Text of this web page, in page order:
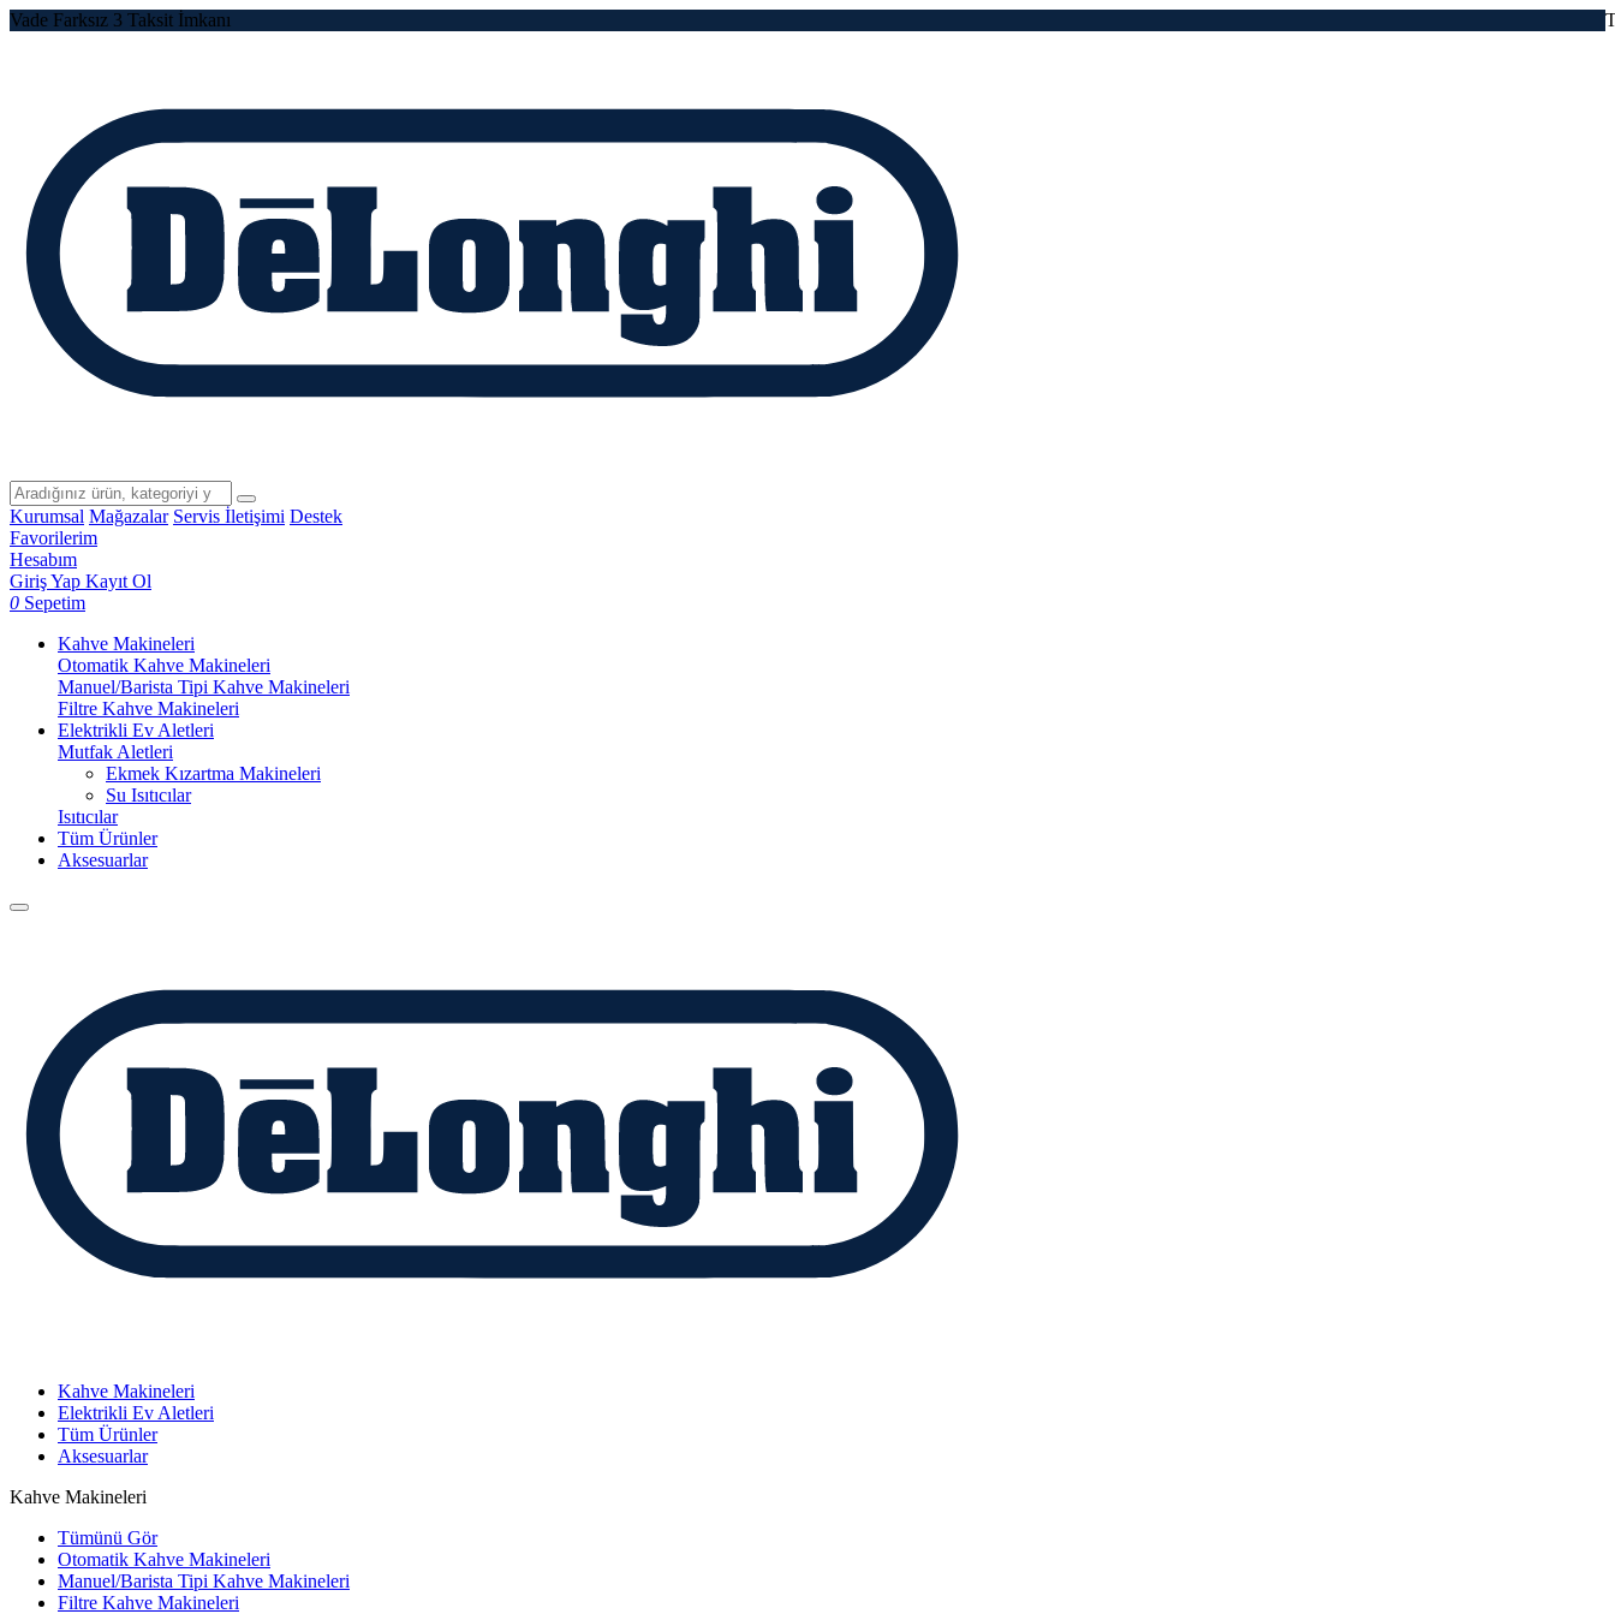
Vade Farksız 3 Taksit İmkanı
Kurumsal Mağazalar Servis İletişimi Destek
Favorilerim
Hesabım
Giriş Yap Kayıt Ol
0 Sepetim
Kahve Makineleri
Otomatik Kahve Makineleri
Manuel/Barista Tipi Kahve Makineleri
Filtre Kahve Makineleri
Elektrikli Ev Aletleri
Mutfak Aletleri
Ekmek Kızartma Makineleri
Su Isıtıcılar
Isıtıcılar
Tüm Ürünler
Aksesuarlar
Kahve Makineleri
Elektrikli Ev Aletleri
Tüm Ürünler
Aksesuarlar
Kahve Makineleri
Tümünü Gör
Otomatik Kahve Makineleri
Manuel/Barista Tipi Kahve Makineleri
Filtre Kahve Makineleri